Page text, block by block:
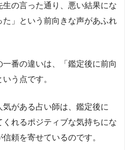
生の言った通り、悪い結果にな
」という前向きな声があふれ
番の違いは、「鑑定後に前向
う点です。
がある占い師は、鑑定後に
くれるポジティブな気持ちにな
頼を寄せているのです。